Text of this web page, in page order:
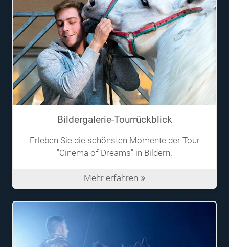
Bildergalerie-Tourrückblick
Erleben Sie die schönsten Momente der Tour
"Cinema of Dreams" in Bildern.
Mehr erfahren